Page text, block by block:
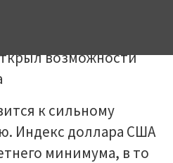
к сильному
Индекс доллара США
минимума, в то